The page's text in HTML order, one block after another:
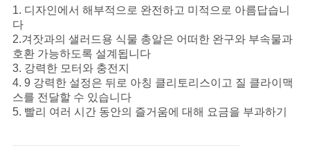
를
요
청
하
다
1. 디자인에서 해부적으로 완전하고 미적으로 아름답습니
다
2.겨잣과의 샐러드용 식물 총알은 어떠한 완구와 부속물과
호환 가능하도록 설계됩니다
3. 강력한 모터와 충전지
4. 9 강력한 설정은 뒤로 아칭 클리토리스이고 질 클라이맥
스를 전달할 수 있습니다
5. 빨리 여러 시간 동안의 즐거움에 대해 요금을 부과하기